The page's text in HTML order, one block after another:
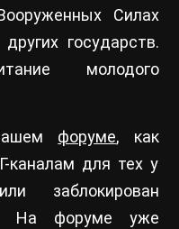
Силах
государств.
молодого
форуме, как
каналам для тех у
заблокирован
На форуме уже